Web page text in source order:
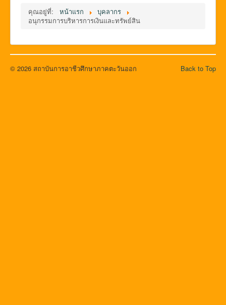
คุณอยู่ที่: หน้าแรก
บุคลากร
อนุกรรมการบริหารการเงินและทรัพย์สิน
Back to Top
© 2026 สถาบันการอาชีวศึกษาภาคตะวันออก